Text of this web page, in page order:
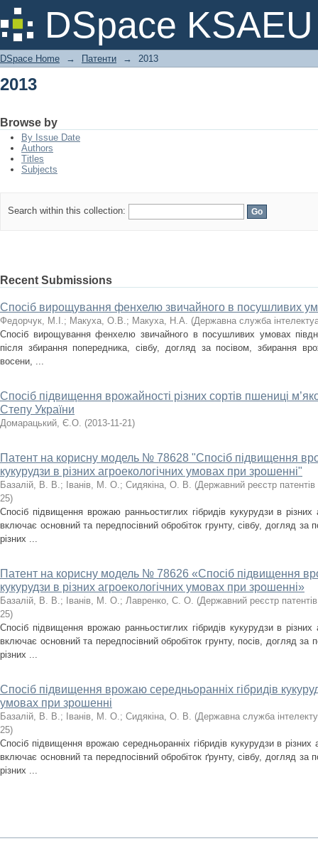
DSpace KSAEU
2013
DSpace Home → Патенти → 2013
2013
Browse by
By Issue Date
Authors
Titles
Subjects
Search within this collection:
Recent Submissions
Спосіб вирощування фенхелю звичайного в посушливих
Федорчук, М.І.; Макуха, О.В.; Макуха, Н.А. (Державна служба
Спосіб вирощування фенхелю звичайного в посушливих умовах
після збирання попередника, сівбу, догляд за посівом, збирання
восени, ...
Спосіб підвищення врожайності різних сортів пшениці
Степу України
Домарацький, Є.О. (2013-11-21)
Патент на корисну модель № 78628 "Спосіб підвищення
кукурудзи в різних агроекологічних умовах при зрошенні"
Базалій, В. В.; Іванів, М. О.; Сидякіна, О. В. (Державний реєстр патентів
25)
Спосіб підвищення врожаю ранньостиглих гібридів кукурудзи в
включає основний та передпосівний обробіток грунту, сівбу, догляд
різних ...
Патент на корисну модель № 78626 «Спосіб підвищення
кукурудзи в різних агроекологічних умовах при зрошенні»
Базалій, В. В.; Іванів, М. О.; Лавренко, С. О. (Державний реєстр
25)
Спосіб підвищення врожаю ранньостиглих гібридів кукурудзи в
включає основний та передпосівний обробіток грунту, посів, догляд
різних ...
Спосіб підвищення врожаю середньоранніх гібридів
умовах при зрошенні
Базалій, В. В.; Іванів, М. О.; Сидякіна, О. В. (Державна служба
25)
Спосіб підвищення врожаю середньоранніх гібридів кукурудзи в різних
включає основний та передпосівний обробіток ґрунту, сівбу, догляд
різних ...